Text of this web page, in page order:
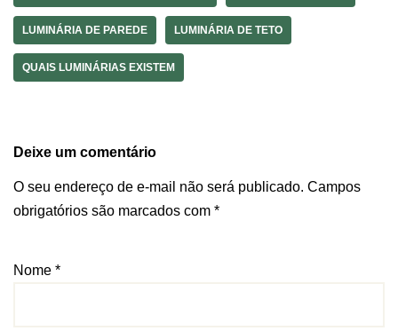
LUMINÁRIA DE PAREDE LUMINÁRIA DE TETO
QUAIS LUMINÁRIAS EXISTEM
Deixe um comentário
O seu endereço de e-mail não será publicado. Campos
obrigatórios são marcados com *
Nome *